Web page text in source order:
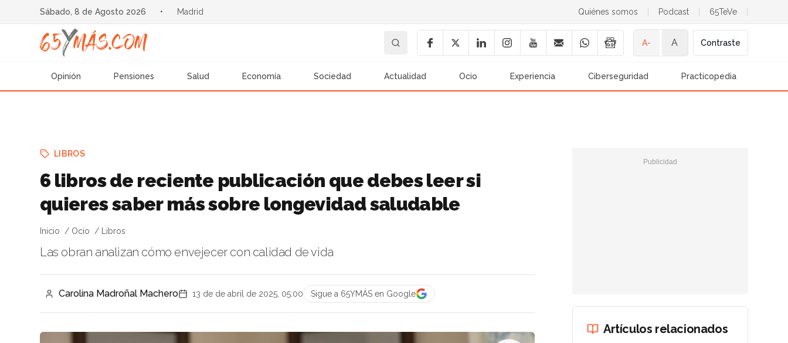
Sábado, 8 de Agosto 2026 • Madrid Quiénes somos Podcast 65TeVe
A- A Contraste
Opinión Pensiones Salud Economía Sociedad Actualidad Ocio Experiencia Ciberseguridad Practicopedia
LIBROS
6 libros de reciente publicación que debes leer si
quieres saber más sobre longevidad saludable
Inicio Ocio Libros
Las obran analizan cómo envejecer con calidad de vida
Carolina Madroñal Machero 13 de de abril de 2025, 05:00 Sigue a 65YMÁS en Google
Artículos relacionados